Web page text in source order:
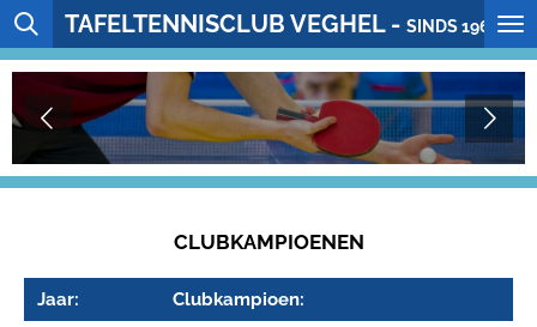
Ga
direct
de
hoofdinhoud
TAFELTENNISCLUB VEGHEL - SINDS 1964
CLUBKAMPIOENEN
Jaar:
Clubkampioen: